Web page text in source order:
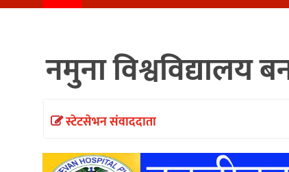
प्रमुख
समाचार
नमुना विश्वविद्यालय
स्टेटसेभन संवाददाता